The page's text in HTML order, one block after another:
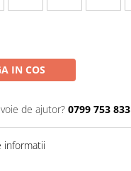
IN COS
de ajutor? 0799 753 833
informatii